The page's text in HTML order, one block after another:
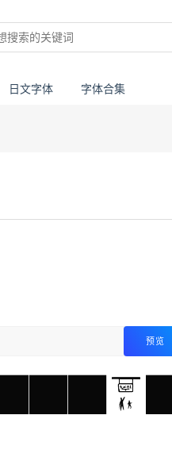
日文字体 字体合集
预览